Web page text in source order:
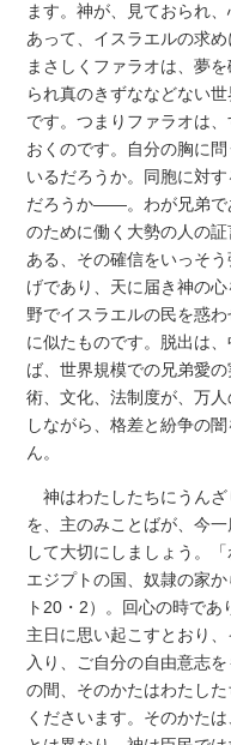
ます。神が、見ておられ
あって、イスラエルの求
まさしくファラオは、夢
られ真のきずななどない
です。つまりファラオは
おくのです。自分の胸に
いるだろうか。同胞に対
だろうか――。わが兄弟で
のために働く大勢の人の
ある、その確信をいっそ
げであり、天に届き神の
野でイスラエルの民を惑
に似たものです。脱出は
ば、世界規模での兄弟愛
術、文化、法制度が、万
しながら、格差と紛争の
ん。
神はわたしたちにうんざ
を、主のみことばが、今
して大切にしましょう。
エジプトの国、奴隷の家
ト20・2）。回心の時で
主日に思い起こすとおり
入り、ご自分の自由意志
の間、そのかたはわたし
くださいます。そのかた